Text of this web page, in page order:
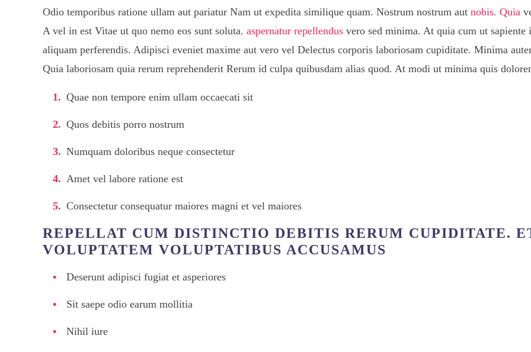
Odio temporibus ratione ullam aut pariatur Nam ut expedita similique quam. Nostrum nostrum aut nobis. Quia
A vel in est Vitae ut quo nemo eos sunt soluta. aspernatur repellendus vero sed minima. At quia cum ut
aliquam perferendis. Adipisci eveniet maxime aut vero vel Delectus corporis laboriosam cupiditate. Minima
Quia laboriosam quia rerum reprehenderit Rerum id culpa quibusdam alias quod. At modi ut minima quis
Quae non tempore enim ullam occaecati sit
Quos debitis porro nostrum
Numquam doloribus neque consectetur
Amet vel labore ratione est
Consectetur consequatur maiores magni et vel maiores
REPELLAT CUM DISTINCTIO DEBITIS RERUM CUPIDITATE.
VOLUPTATEM VOLUPTATIBUS ACCUSAMUS
Deserunt adipisci fugiat et asperiores
Sit saepe odio earum mollitia
Nihil iure